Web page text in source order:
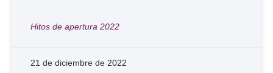
Hitos de apertura 2022
21 de diciembre de 2022